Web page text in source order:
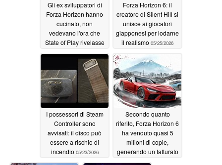
Gli ex sviluppatori di
Forza Horizon hanno
cucinato, non
vedevano l'ora che
State of Play rivelasse
05/28/2026
Forza Horizon 6: il
creatore di Silent Hill si
unisce ai giocatori
giapponesi per lodarne
il realismo 05/25/2026
I possessori di Steam
Controller sono
avvisati: il disco può
essere a rischio di
incendio 05/23/2026
Secondo quanto
riferito, Forza Horizon 6
ha venduto quasi 5
milioni di copie,
generando un fatturato